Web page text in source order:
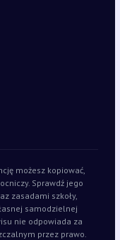
możesz kopiować,
Sprawdź jego
zasadami szkoły,
samodzielnej
nie odpowiada za
przez prawo.